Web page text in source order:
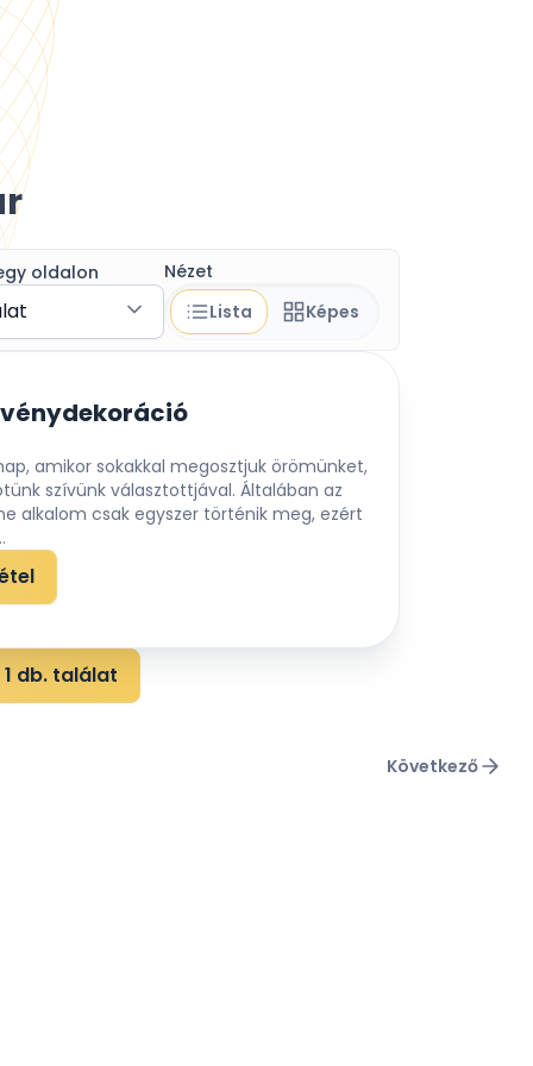
oldalon
Nézet
Lista
Képes
amikor sokakkal megosztjuk örömünket,
szívünk választottjával. Általában az
alkalom csak egyszer történik meg, ezért
db. találat
Következő